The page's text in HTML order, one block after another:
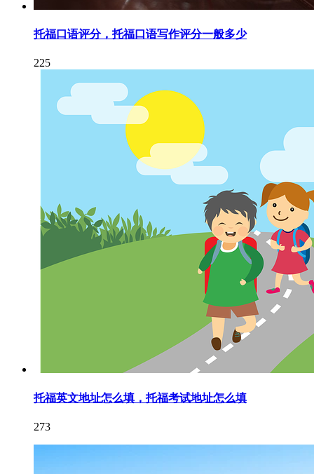
托福口语评分，托福口语写作评分一般多少
225
托福英文地址怎么填，托福考试地址怎么填
273